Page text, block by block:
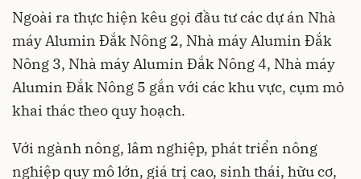
Ngoài ra thực hiện kêu gọi đầu tư các dự án Nhà
máy Alumin Đắk Nông 2, Nhà máy Alumin Đắk
Nông 3, Nhà máy Alumin Đắk Nông 4, Nhà máy
Alumin Đắk Nông 5 gắn với các khu vực, cụm mỏ
khai thác theo quy hoạch.
Với ngành nông, lâm nghiệp, phát triển nông
nghiệp quy mô lớn, giá trị cao, sinh thái, hữu cơ,